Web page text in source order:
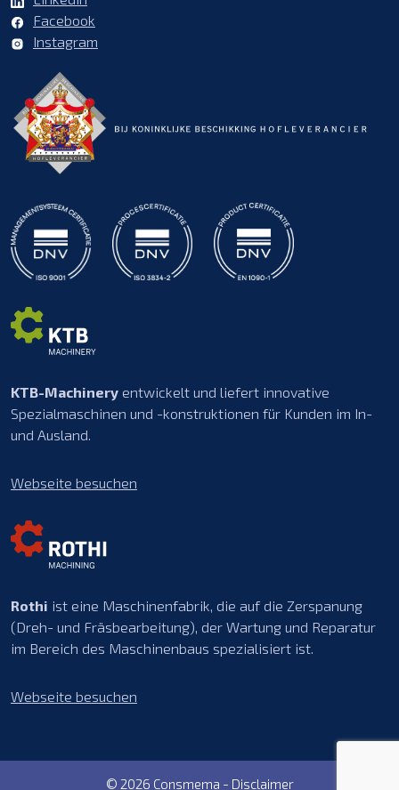
Facebook
Instagram
KTB-Machinery entwickelt und liefert innovative
Spezialmaschinen und -konstruktionen für Kunden im In-
und Ausland.
Webseite besuchen
Rothi ist eine Maschinenfabrik, die auf die Zerspanung
(Dreh- und Fräsbearbeitung), der Wartung und Reparatur
im Bereich des Maschinenbaus spezialisiert ist.
Webseite besuchen
© 2026 Consmema - Disclaimer